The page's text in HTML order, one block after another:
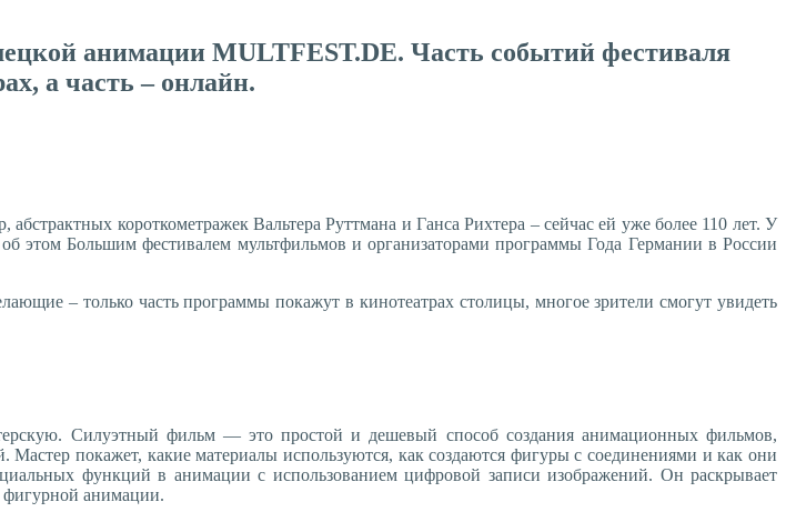
анимации MULTFEST.DE. Часть событий фестиваля
а часть – онлайн.
короткометражек Вальтера Руттмана и Ганса Рихтера – сейчас ей уже более 110 лет. У
этом Большим фестивалем мультфильмов и организаторами программы Года Германии в России
– только часть программы покажут в кинотеатрах столицы, многое зрители смогут увидеть
Силуэтный фильм — это простой и дешевый способ создания анимационных фильмов,
Мастер покажет, какие материалы используются, как создаются фигуры с соединениями и как они
функций в анимации с использованием цифровой записи изображений. Он раскрывает
фигурной анимации.